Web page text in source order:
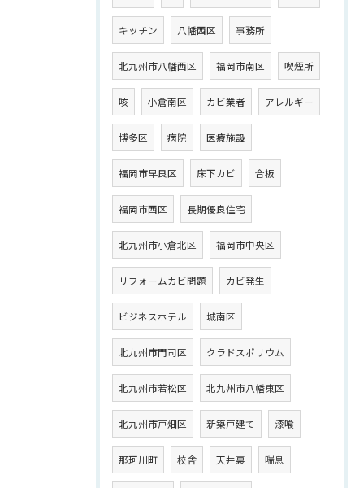
キッチン 八幡西区 事務所
北九州市八幡西区 福岡市南区 喫煙所
咳 小倉南区 カビ業者 アレルギー
博多区 病院 医療施設
福岡市早良区 床下カビ 合板
福岡市西区 長期優良住宅
北九州市小倉北区 福岡市中央区
リフォームカビ問題 カビ発生
ビジネスホテル 城南区
北九州市門司区 クラドスポリウム
北九州市若松区 北九州市八幡東区
北九州市戸畑区 新築戸建て 漆喰
那珂川町 校舎 天井裏 喘息